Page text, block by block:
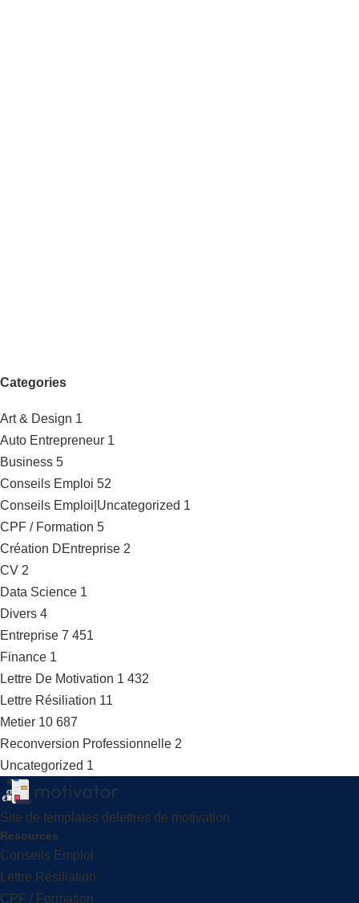
Categories
Art & Design 1
Auto Entrepreneur 1
Business 5
Conseils Emploi 52
Conseils Emploi|Uncategorized 1
CPF / Formation 5
Création DEntreprise 2
CV 2
Data Science 1
Divers 4
Entreprise 7 451
Finance 1
Lettre De Motivation 1 432
Lettre Résiliation 11
Metier 10 687
Reconversion Professionnelle 2
Uncategorized 1
Site de templates delettres de motivation
Resources
Conseils Emploi
Lettre Résiliation
CPF / Formation